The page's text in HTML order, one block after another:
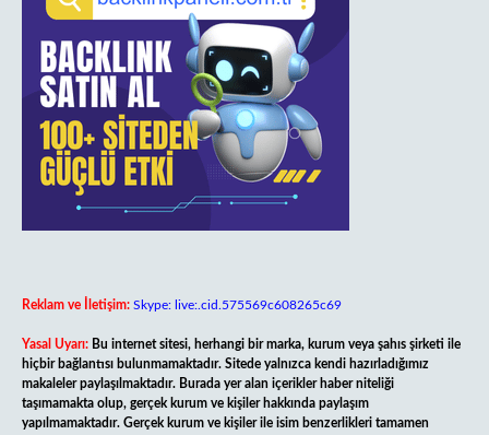
Reklam ve İletişim: Skype: live:.cid.575569c608265c69
Yasal Uyarı: Bu internet sitesi, herhangi bir marka, kurum veya şahıs şirketi ile
hiçbir bağlantısı bulunmamaktadır. Sitede yalnızca kendi hazırladığımız
makaleler paylaşılmaktadır. Burada yer alan içerikler haber niteliği
taşımamakta olup, gerçek kurum ve kişiler hakkında paylaşım
yapılmamaktadır. Gerçek kurum ve kişiler ile isim benzerlikleri tamamen